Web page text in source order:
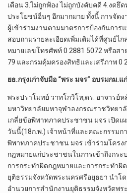
เดือน 3.ไม่ถูกฟ้อง ไม่ถูกบังคับคดี 4.งดยึ
ประโยชน์อื่นๆ อีกมากมาย ทั้งนี้ การจัด
ผู้เข้าร่วมงานตามมาตรการป้องกันการ
สอบถามรายละเอียดเพิ่มเติมได้ที่ศูนย์ไ
หมายเลขโทรศัพท์ 0 2881 5072 หรือส
79 และกรมคุ้มครองสิทธิและเสรีภาพ 0
ยธ.กรุงเก่าจับมือ “พระ มจร” อบรมกม.
พระปราโมทย์ วาทโกวิโท,ดร. อาจารย์
มหาวิทยาลัยมหาจุฬาลงกรณราชวิทยา
เกลี่ยข้อพิพาทภาคประชาชน มจร เปิดเผ
วันนี้(18ก.พ.) เจ้าหน้าที่และคณะกรรมก
พิพาทภาคประชาชน มจร เข้าร่วมโครง
กฎหมายแก่ประชาชนในการเข้าถึงกระ
การกระทำผิดกฎหมายและการกระทำผิ
ยุติธรรมจังหวัดพระนครศรีอยุธยา นำโ
อำนวยการสำนักงานยุติธรรมจังหวัดพร